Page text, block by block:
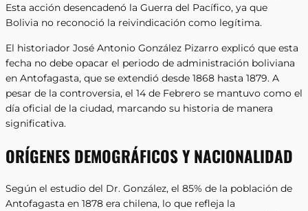
Esta acción desencadenó la Guerra del Pacífico, ya que
Bolivia no reconoció la reivindicación como legítima.
El historiador José Antonio González Pizarro explicó que esta
fecha no debe opacar el periodo de administración boliviana
en Antofagasta, que se extendió desde 1868 hasta 1879. A
pesar de la controversia, el 14 de Febrero se mantuvo como el
día oficial de la ciudad, marcando su historia de manera
significativa.
ORÍGENES DEMOGRÁFICOS Y NACIONALIDAD
Según el estudio del Dr. González, el 85% de la población de
Antofagasta en 1878 era chilena, lo que refleja la